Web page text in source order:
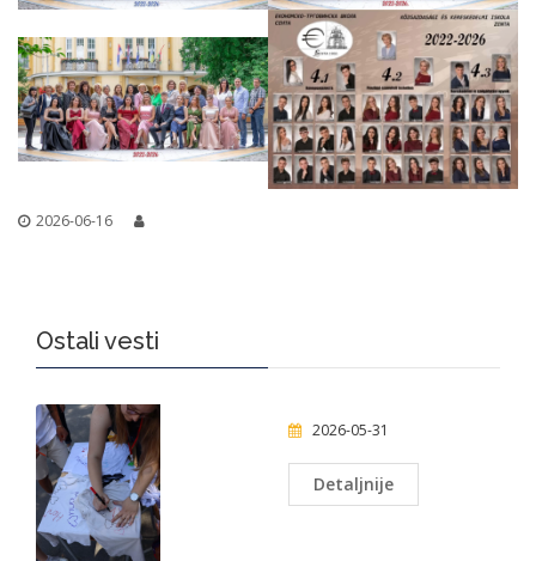
2026-06-16
Ostali vesti
2026-05-31
Detaljnije